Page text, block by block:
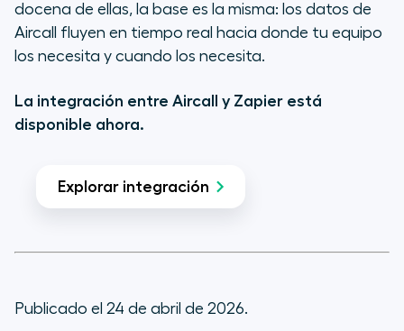
docena de ellas, la base es la misma: los datos de
Aircall fluyen en tiempo real hacia donde tu equipo
los necesita y cuando los necesita.
La integración entre Aircall y Zapier está
disponible ahora.
Explorar integración
Publicado el 24 de abril de 2026.